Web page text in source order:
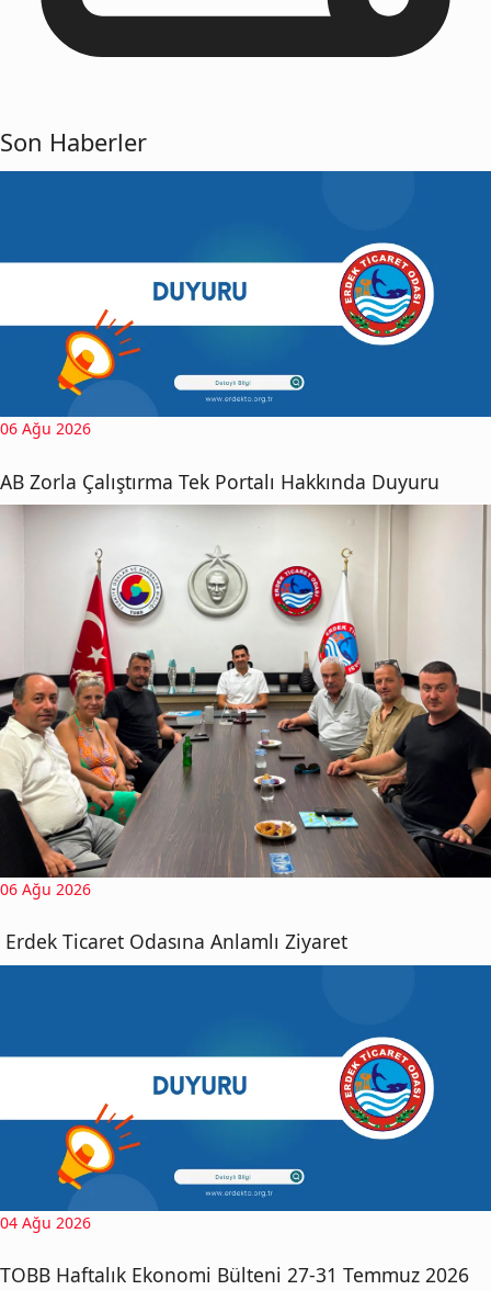
Son Haberler
06 Ağu 2026
AB Zorla Çalıştırma Tek Portalı Hakkında Duyuru
06 Ağu 2026
Erdek Ticaret Odasına Anlamlı Ziyaret
04 Ağu 2026
TOBB Haftalık Ekonomi Bülteni 27-31 Temmuz 2026